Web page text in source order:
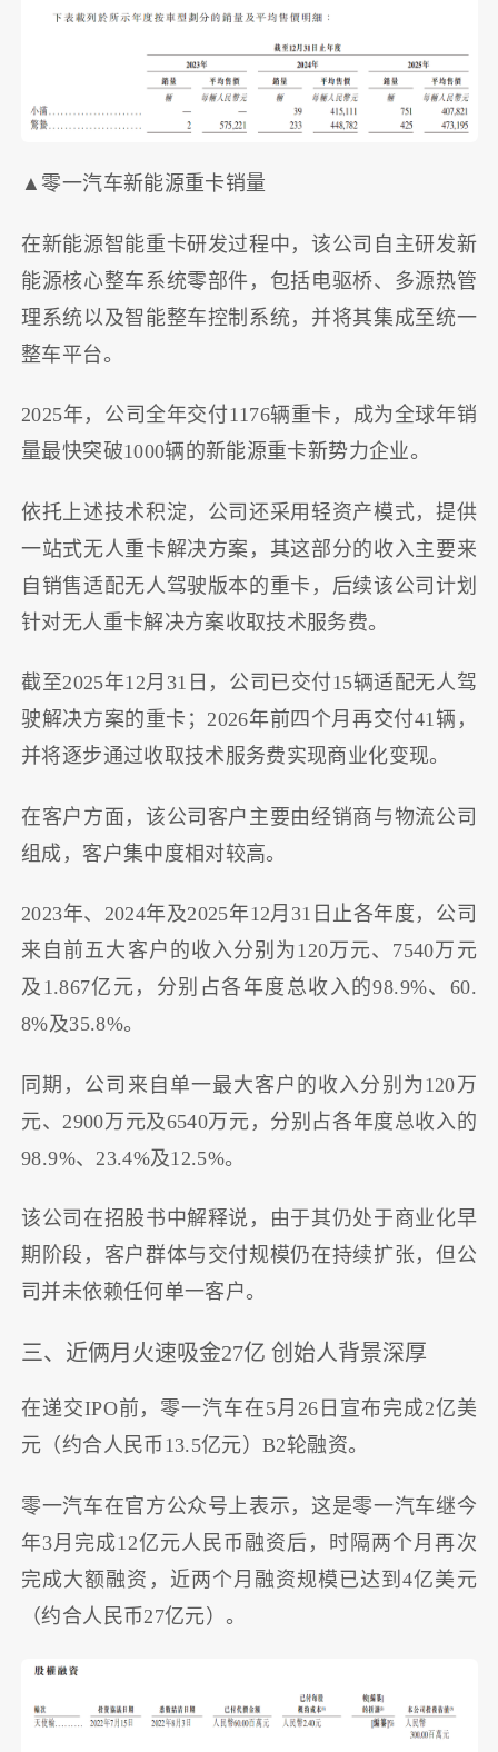
▲零一汽车新能源重卡销量
在新能源智能重卡研发过程中，该公司自主研发新
能源核心整车系统零部件，包括电驱桥、多源热管
理系统以及智能整车控制系统，并将其集成至统一
整车平台。
2025年，公司全年交付1176辆重卡，成为全球年销
量最快突破1000辆的新能源重卡新势力企业。
依托上述技术积淀，公司还采用轻资产模式，提供
一站式无人重卡解决方案，其这部分的收入主要来
自销售适配无人驾驶版本的重卡，后续该公司计划
针对无人重卡解决方案收取技术服务费。
截至2025年12月31日，公司已交付15辆适配无人驾
驶解决方案的重卡；2026年前四个月再交付41辆，
并将逐步通过收取技术服务费实现商业化变现。
在客户方面，该公司客户主要由经销商与物流公司
组成，客户集中度相对较高。
2023年、2024年及2025年12月31日止各年度，公司
来自前五大客户的收入分别为120万元、7540万元
及1.867亿元，分别占各年度总收入的98.9%、60.
8%及35.8%。
同期，公司来自单一最大客户的收入分别为120万
元、2900万元及6540万元，分别占各年度总收入的
98.9%、23.4%及12.5%。
该公司在招股书中解释说，由于其仍处于商业化早
期阶段，客户群体与交付规模仍在持续扩张，但公
司并未依赖任何单一客户。
三、近俩月火速吸金27亿 创始人背景深厚
在递交IPO前，零一汽车在5月26日宣布完成2亿美
元（约合人民币13.5亿元）B2轮融资。
零一汽车在官方公众号上表示，这是零一汽车继今
年3月完成12亿元人民币融资后，时隔两个月再次
完成大额融资，近两个月融资规模已达到4亿美元
（约合人民币27亿元）。